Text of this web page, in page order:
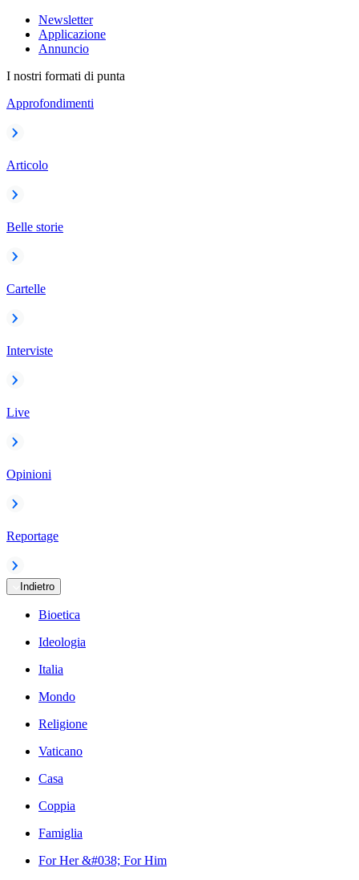
Newsletter
Applicazione
Annuncio
I nostri formati di punta
Approfondimenti
Articolo
Belle storie
Cartelle
Interviste
Live
Opinioni
Reportage
Indietro
Bioetica
Ideologia
Italia
Mondo
Religione
Vaticano
Casa
Coppia
Famiglia
For Her &#038; For Him